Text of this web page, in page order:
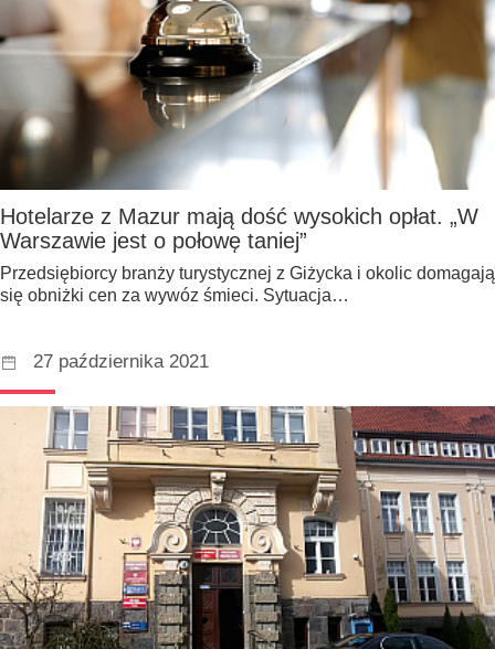
Hotelarze z Mazur mają dość wysokich opłat. „W
Warszawie jest o połowę taniej”
Przedsiębiorcy branży turystycznej z Giżycka i okolic domagają
się obniżki cen za wywóz śmieci. Sytuacja…
27 października 2021